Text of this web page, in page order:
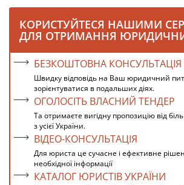
КОРИСТУЙТЕСЯ НАШИМИ
ДЛЯ ОТРИМАННЯ
БЕЗКОШТОВНА КОНСУЛЬТАЦІЯ
Швидку відповідь на Ваш юридичний
зорієнтуватися в подальших діях.
ОГОЛОСІТЬ ВЛАСНИЙ ТЕНДЕР
Та отримаєте вигідну пропозицію від
з усієї України.
ВІДЕО-КОНСУЛЬТАЦІЯ
Для юриста це сучасне і ефективне
необхідної інформації
КАТАЛОГ ЮРИСТІВ УКРАЇНИ